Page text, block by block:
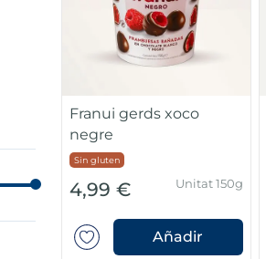
Franui gerds xoco
negre
Sin gluten
4,99 € Unitat 150g
Añadir